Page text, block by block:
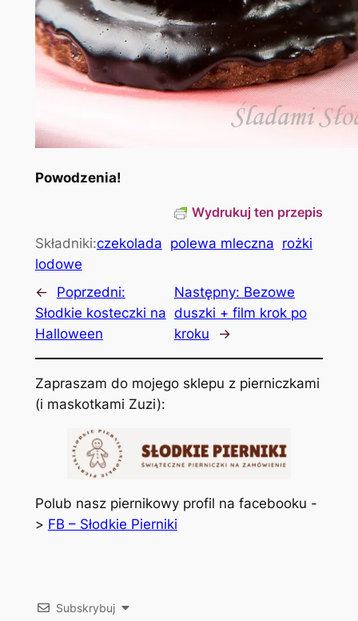
Powodzenia!
Wydrukuj ten przepis
Składniki:czekolada polewa mleczna rożki
lodowe
←
Poprzedni:
Słodkie kosteczki na
Halloween
Następny: Bezowe
duszki + film krok po
kroku
→
Zapraszam do mojego sklepu z pierniczkami
(i maskotkami Zuzi):
Polub nasz piernikowy profil na facebooku -
> FB – Słodkie Pierniki
Subskrybuj